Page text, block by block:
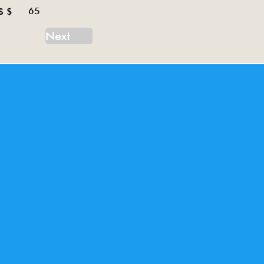
$ 65
Next
robot tin toy, tank tin toy, tractor tin toy, car
à partir de 1958 Inventaire des jouets en tole
spaciaux, espace, mini bus, bus, van, pick
050,ms
781,ms418,me842,me